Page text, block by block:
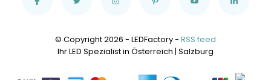
© Copyright 2026 - LEDFactory - RSS feed
Ihr LED Spezialist in Österreich | Salzburg